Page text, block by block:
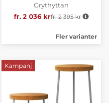
Grythyttan
fr. 2 036 krOrdinarie pris:
fr. 2 395 kr
Fler varianter
Kampanj